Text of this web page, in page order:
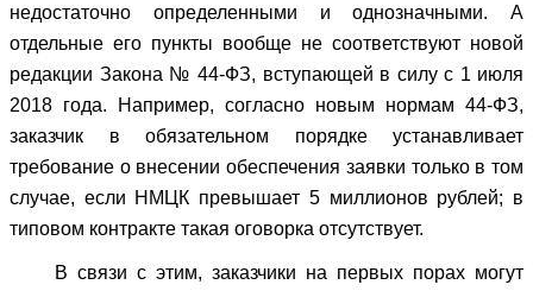
недостаточно определенными и однозначными. А
отдельные его пункты вообще не соответствуют новой
редакции Закона № 44-ФЗ, вступающей в силу с 1 июля
2018 года. Например, согласно новым нормам 44-ФЗ,
заказчик в обязательном порядке устанавливает
требование о внесении обеспечения заявки только в том
случае, если НМЦК превышает 5 миллионов рублей; в
типовом контракте такая оговорка отсутствует.
В связи с этим, заказчики на первых порах могут